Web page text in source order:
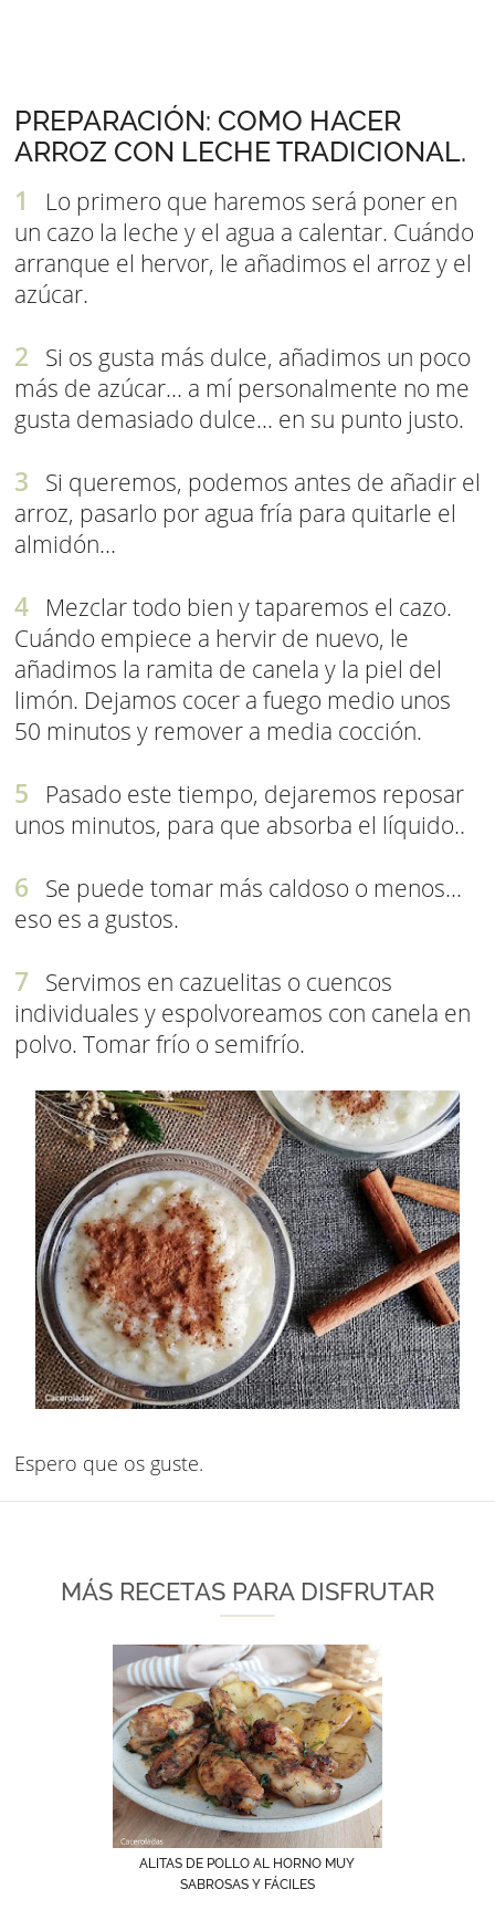
PREPARACIÓN: COMO HACER
ARROZ CON LECHE TRADICIONAL.
Lo primero que haremos será poner en
un cazo la leche y el agua a calentar. Cuándo
arranque el hervor, le añadimos el arroz y el
azúcar.
Si os gusta más dulce, añadimos un poco
más de azúcar... a mí personalmente no me
gusta demasiado dulce... en su punto justo.
Si queremos, podemos antes de añadir el
arroz, pasarlo por agua fría para quitarle el
almidón...
Mezclar todo bien y taparemos el cazo.
Cuándo empiece a hervir de nuevo, le
añadimos la ramita de canela y la piel del
limón. Dejamos cocer a fuego medio unos
50 minutos y remover a media cocción.
Pasado este tiempo, dejaremos reposar
unos minutos, para que absorba el líquido..
Se puede tomar más caldoso o menos...
eso es a gustos.
Servimos en cazuelitas o cuencos
individuales y espolvoreamos con canela en
polvo. Tomar frío o semifrío.
Espero que os guste.
MÁS RECETAS PARA DISFRUTAR
ALITAS DE POLLO AL HORNO MUY
SABROSAS Y FÁCILES